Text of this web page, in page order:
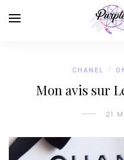
CHANEL /
Mon avis sur
21